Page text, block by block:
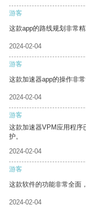
游客
这款app的路线规划非常
2024-02-04
游客
这款加速器app的操作非
2024-02-04
游客
这款加速器VPM应用程序
护。
2024-02-04
游客
这款软件的功能非常全面
2024-02-04